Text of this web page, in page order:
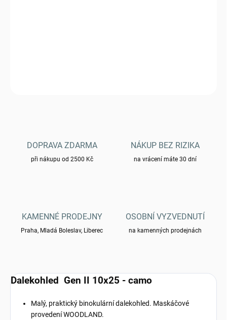
DOPRAVA ZDARMA
při nákupu od 2500 Kč
NÁKUP BEZ RIZIKA
na vrácení máte 30 dní
KAMENNÉ PRODEJNY
Praha, Mladá Boleslav, Liberec
OSOBNÍ VYZVEDNUTÍ
na kamenných prodejnách
Dalekohled Gen II 10x25 - camo
Malý, praktický binokulární dalekohled. Maskáčové
provedení WOODLAND.